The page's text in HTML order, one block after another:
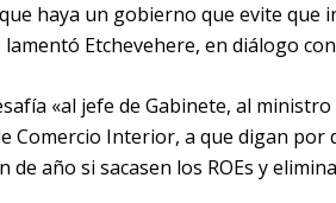
haya un gobierno que evite que
Etchevehere, en diálogo con
«al jefe de Gabinete, al
Comercio Interior, a que digan por
año si sacasen los ROEs y